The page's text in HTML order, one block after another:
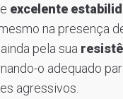
excelente
na presença
pela sua
o adequado
agressivos.